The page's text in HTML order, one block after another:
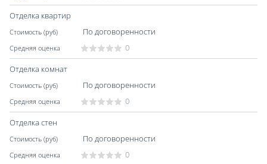
Отделка квартир
По договоренности
0
Отделка комнат
По договоренности
0
Отделка стен
По договоренности
0